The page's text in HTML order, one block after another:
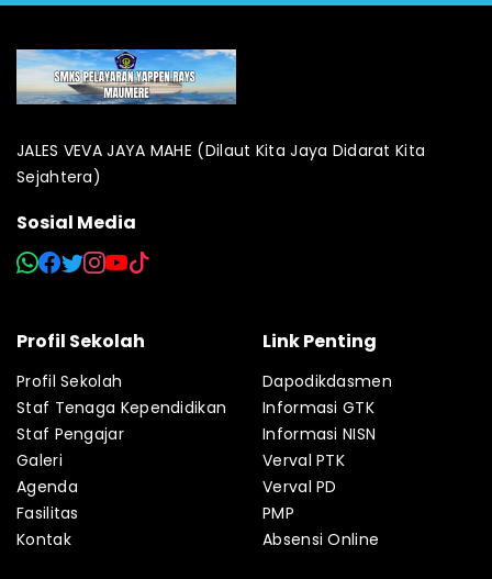
JALES VEVA JAYA MAHE (Dilaut Kita Jaya Didarat Kita
Sejahtera)
Sosial Media
Profil Sekolah
Profil Sekolah
Staf Tenaga Kependidikan
Staf Pengajar
Galeri
Agenda
Fasilitas
Kontak
Link Penting
Dapodikdasmen
Informasi GTK
Informasi NISN
Verval PTK
Verval PD
PMP
Absensi Online